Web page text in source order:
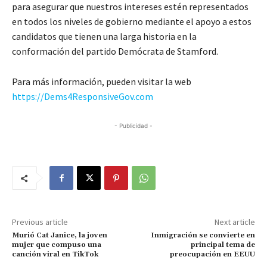
para asegurar que nuestros intereses estén representados
en todos los niveles de gobierno mediante el apoyo a estos
candidatos que tienen una larga historia en la
conformación del partido Demócrata de Stamford.
Para más información, pueden visitar la web
https://Dems4ResponsiveGov.com
- Publicidad -
Previous article
Murió Cat Janice, la joven
mujer que compuso una
canción viral en TikTok
Next article
Inmigración se convierte en
principal tema de
preocupación en EEUU